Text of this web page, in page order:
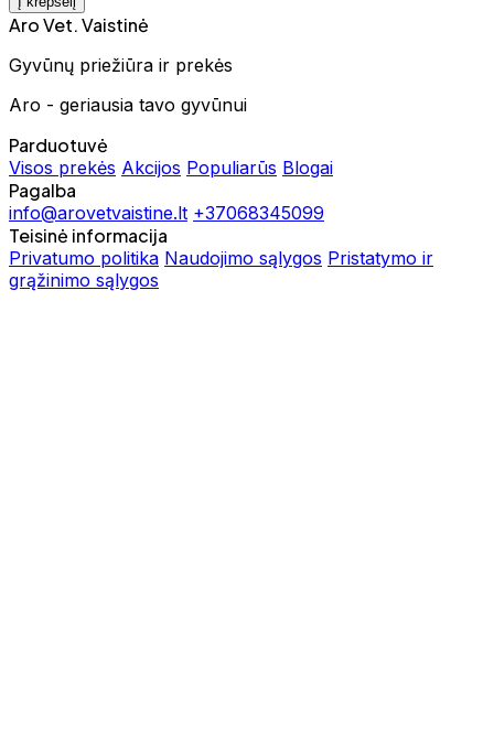
Aro Vet. Vaistinė
Gyvūnų priežiūra ir prekės
Aro - geriausia tavo gyvūnui
Parduotuvė
Visos prekės Akcijos Populiarūs Blogai
Pagalba
info@arovetvaistine.lt +37068345099
Teisinė informacija
Privatumo politika Naudojimo sąlygos Pristatymo ir
grąžinimo sąlygos